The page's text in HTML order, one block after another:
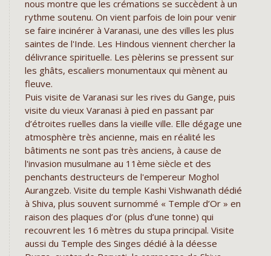
nous montre que les crémations se succèdent à un
rythme soutenu. On vient parfois de loin pour venir
se faire incinérer à Varanasi, une des villes les plus
saintes de l'Inde. Les Hindous viennent chercher la
délivrance spirituelle. Les pèlerins se pressent sur
les ghâts, escaliers monumentaux qui mènent au
fleuve.
Puis visite de Varanasi sur les rives du Gange, puis
visite du vieux Varanasi à pied en passant par
d’étroites ruelles dans la vieille ville. Elle dégage une
atmosphère très ancienne, mais en réalité les
bâtiments ne sont pas très anciens, à cause de
l'invasion musulmane au 11ème siècle et des
penchants destructeurs de l'empereur Moghol
Aurangzeb. Visite du temple Kashi Vishwanath dédié
à Shiva, plus souvent surnommé « Temple d’Or » en
raison des plaques d’or (plus d’une tonne) qui
recouvrent les 16 mètres du stupa principal. Visite
aussi du Temple des Singes dédié à la déesse